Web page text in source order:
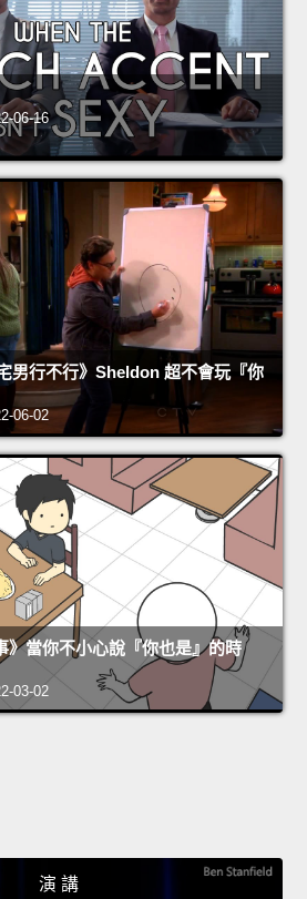
06-16
男行不行》Sheldon 超不會玩『你
06-02
》當你不小心說『你也是』的時
03-02
演 講